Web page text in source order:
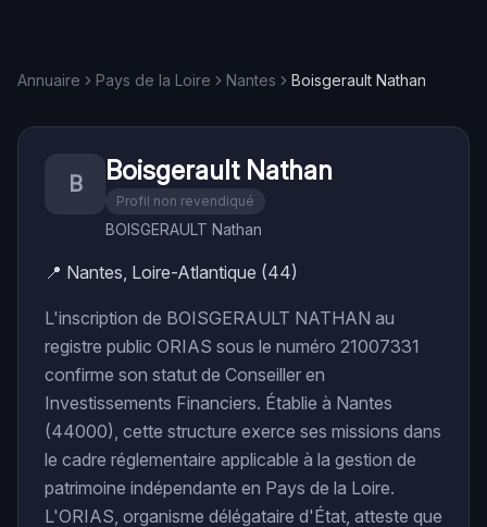
Annuaire Pays de la Loire Nantes Boisgerault Nathan
B Boisgerault Nathan
Profil non revendiqué
BOISGERAULT Nathan
📍 Nantes, Loire-Atlantique (44)
L'inscription de BOISGERAULT NATHAN au
registre public ORIAS sous le numéro 21007331
confirme son statut de Conseiller en
Investissements Financiers. Établie à Nantes
(44000), cette structure exerce ses missions dans
le cadre réglementaire applicable à la gestion de
patrimoine indépendante en Pays de la Loire.
L'ORIAS, organisme délégataire d'État, atteste que